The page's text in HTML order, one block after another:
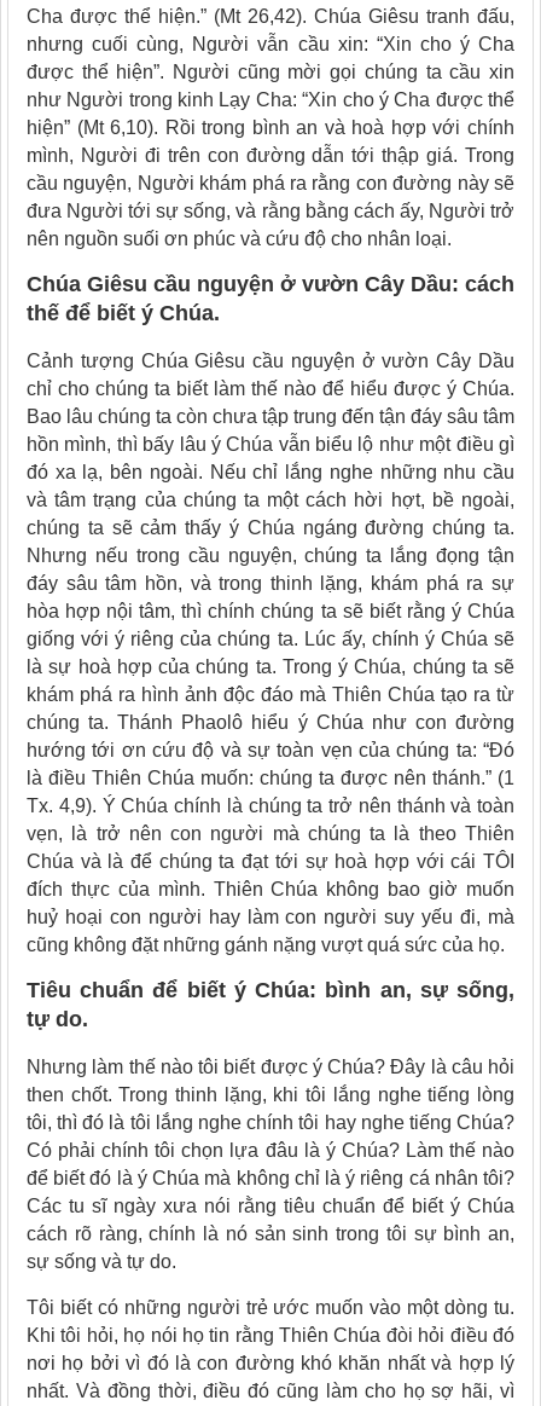
Cha được thể hiện.” (Mt 26,42). Chúa Giêsu tranh đấu,
nhưng cuối cùng, Người vẫn cầu xin: “Xin cho ý Cha
được thể hiện”. Người cũng mời gọi chúng ta cầu xin
như Người trong kinh Lạy Cha: “Xin cho ý Cha được thể
hiện” (Mt 6,10). Rồi trong bình an và hoà hợp với chính
mình, Người đi trên con đường dẫn tới thập giá. Trong
cầu nguyện, Người khám phá ra rằng con đường này sẽ
đưa Người tới sự sống, và rằng bằng cách ấy, Người trở
nên nguồn suối ơn phúc và cứu độ cho nhân loại.
Chúa Giêsu cầu nguyện ở vườn Cây Dầu: cách
thế để biết ý Chúa.
Cảnh tượng Chúa Giêsu cầu nguyện ở vườn Cây Dầu
chỉ cho chúng ta biết làm thế nào để hiểu được ý Chúa.
Bao lâu chúng ta còn chưa tập trung đến tận đáy sâu tâm
hồn mình, thì bấy lâu ý Chúa vẫn biểu lộ như một điều gì
đó xa lạ, bên ngoài. Nếu chỉ lắng nghe những nhu cầu
và tâm trạng của chúng ta một cách hời hợt, bề ngoài,
chúng ta sẽ cảm thấy ý Chúa ngáng đường chúng ta.
Nhưng nếu trong cầu nguyện, chúng ta lắng đọng tận
đáy sâu tâm hồn, và trong thinh lặng, khám phá ra sự
hòa hợp nội tâm, thì chính chúng ta sẽ biết rằng ý Chúa
giống với ý riêng của chúng ta. Lúc ấy, chính ý Chúa sẽ
là sự hoà hợp của chúng ta. Trong ý Chúa, chúng ta sẽ
khám phá ra hình ảnh độc đáo mà Thiên Chúa tạo ra từ
chúng ta. Thánh Phaolô hiểu ý Chúa như con đường
hướng tới ơn cứu độ và sự toàn vẹn của chúng ta: “Đó
là điều Thiên Chúa muốn: chúng ta được nên thánh.” (1
Tx. 4,9). Ý Chúa chính là chúng ta trở nên thánh và toàn
vẹn, là trở nên con người mà chúng ta là theo Thiên
Chúa và là để chúng ta đạt tới sự hoà hợp với cái TÔI
đích thực của mình. Thiên Chúa không bao giờ muốn
huỷ hoại con người hay làm con người suy yếu đi, mà
cũng không đặt những gánh nặng vượt quá sức của họ.
Tiêu chuẩn để biết ý Chúa: bình an, sự sống,
tự do.
Nhưng làm thế nào tôi biết được ý Chúa? Đây là câu hỏi
then chốt. Trong thinh lặng, khi tôi lắng nghe tiếng lòng
tôi, thì đó là tôi lắng nghe chính tôi hay nghe tiếng Chúa?
Có phải chính tôi chọn lựa đâu là ý Chúa? Làm thế nào
để biết đó là ý Chúa mà không chỉ là ý riêng cá nhân tôi?
Các tu sĩ ngày xưa nói rằng tiêu chuẩn để biết ý Chúa
cách rõ ràng, chính là nó sản sinh trong tôi sự bình an,
sự sống và tự do.
Tôi biết có những người trẻ ước muốn vào một dòng tu.
Khi tôi hỏi, họ nói họ tin rằng Thiên Chúa đòi hỏi điều đó
nơi họ bởi vì đó là con đường khó khăn nhất và hợp lý
nhất. Và đồng thời, điều đó cũng làm cho họ sợ hãi, vì